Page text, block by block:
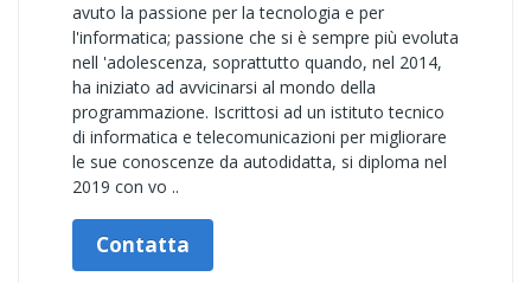
avuto la passione per la tecnologia e per
l'informatica; passione che si è sempre più evoluta
nell 'adolescenza, soprattutto quando, nel 2014,
ha iniziato ad avvicinarsi al mondo della
programmazione. Iscrittosi ad un istituto tecnico
di informatica e telecomunicazioni per migliorare
le sue conoscenze da autodidatta, si diploma nel
2019 con vo ..
Contatta